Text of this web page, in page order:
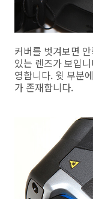
커버를 벗겨보면
있는 렌즈가 보입
영합니다. 윗 부분
가 존재합니다.